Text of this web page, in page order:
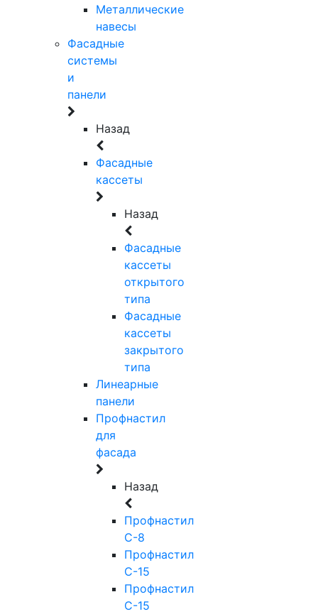
Металлические
навесы
Фасадные
системы
и
панели
Назад
Фасадные
кассеты
Назад
Фасадные
кассеты
открытого
типа
Фасадные
кассеты
закрытого
типа
Линеарные
панели
Профнастил
для
фасада
Назад
Профнастил
С-8
Профнастил
С-15
Профнастил
С-15